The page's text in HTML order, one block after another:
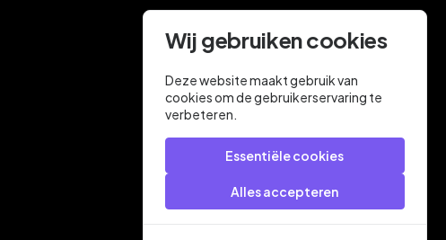
Wij gebruiken cookies
Deze website maakt gebruik van
cookies om de gebruikerservaring te
verbeteren.
Essentiële cookies
Alles accepteren